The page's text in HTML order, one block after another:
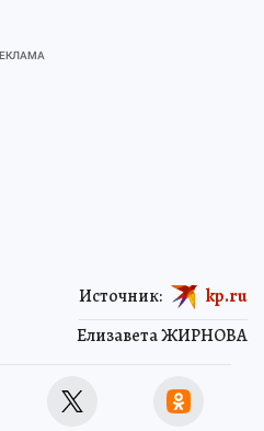
Елизавета ЖИРНОВА
Источник: kp.ru